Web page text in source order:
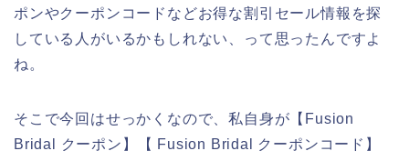
ポンやクーポンコードなどお得な割引セール情報を探
している人がいるかもしれない、って思ったんですよ
ね。
そこで今回はせっかくなので、私自身が【Fusion
Bridal クーポン】【 Fusion Bridal クーポンコード】